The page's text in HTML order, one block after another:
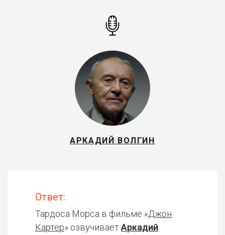
АРКАДИЙ ВОЛГИН
Ответ:
Тардоса Морса в фильме «Джон
Картер» озвучиваетАркадий